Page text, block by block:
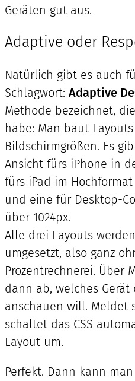
Geräten gut aus.
Adaptive oder
Natürlich gibt es auch
Schlagwort: Adaptive
Methode bezeichnet,
habe: Man baut
Bildschirmgrößen. Es
Ansicht fürs iPhone in
fürs iPad im
und eine für Desktop-
über 1024px.
Alle drei Layouts
umgesetzt, also ganz
Prozentrechnerei. Über
dann ab, welches Gerät
anschauen will. Meldet
schaltet das CSS
Layout um.
Perfekt. Dann kann